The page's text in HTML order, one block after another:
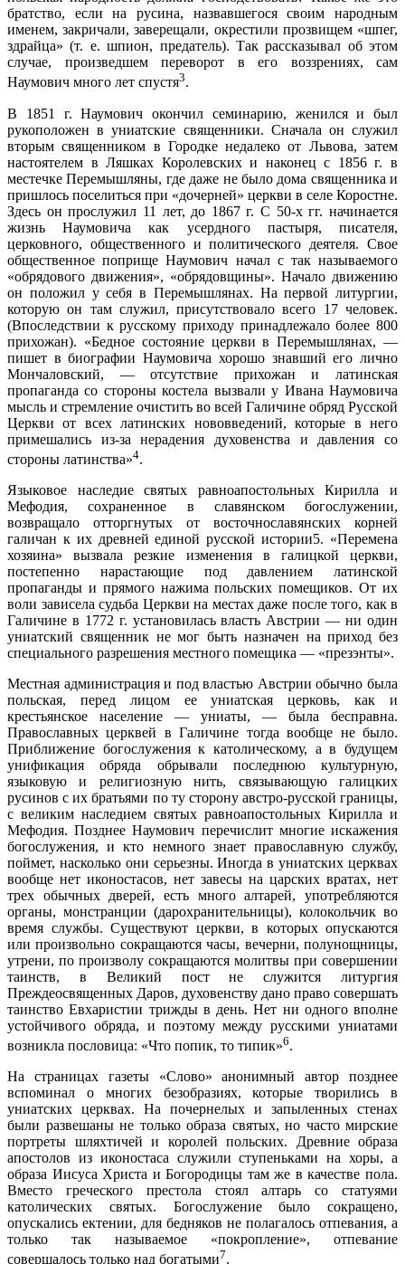
братство, если на русина, назвавшегося своим народным
именем, закричали, заверещали, окрестили прозвищем «шпег,
здрайца» (т. е. шпион, предатель). Так рассказывал об этом
случае, произведшем переворот в его воззрениях, сам
Наумович много лет спустя3.
В 1851 г. Наумович окончил семинарию, женился и был
рукоположен в униатские священники. Сначала он служил
вторым священником в Городке недалеко от Львова, затем
настоятелем в Ляшках Королевских и наконец с 1856 г. в
местечке Перемышляны, где даже не было дома священника и
пришлось поселиться при «дочерней» церкви в селе Коростне.
Здесь он прослужил 11 лет, до 1867 г. С 50-х гг. начинается
жизнь Наумовича как усердного пастыря, писателя,
церковного, общественного и политического деятеля. Свое
общественное поприще Наумович начал с так называемого
«обрядового движения», «обрядовщины». Начало движению
он положил у себя в Перемышлянах. На первой литургии,
которую он там служил, присутствовало всего 17 человек.
(Впоследствии к русскому приходу принадлежало более 800
прихожан). «Бедное состояние церкви в Перемышлянах, —
пишет в биографии Наумовича хорошо знавший его лично
Мончаловский, — отсутствие прихожан и латинская
пропаганда со стороны костела вызвали у Ивана Наумовича
мысль и стремление очистить во всей Галичине обряд Русской
Церкви от всех латинских нововведений, которые в него
примешались из-за нерадения духовенства и давления со
стороны латинства»4.
Языковое наследие святых равноапостольных Кирилла и
Мефодия, сохраненное в славянском богослужении,
возвращало отторгнутых от восточнославянских корней
галичан к их древней единой русской истории5. «Перемена
хозяина» вызвала резкие изменения в галицкой церкви,
постепенно нарастающие под давлением латинской
пропаганды и прямого нажима польских помещиков. От их
воли зависела судьба Церкви на местах даже после того, как в
Галичине в 1772 г. установилась власть Австрии — ни один
униатский священник не мог быть назначен на приход без
специального разрешения местного помещика — «презэнты».
Местная администрация и под властью Австрии обычно была
польская, перед лицом ее униатская церковь, как и
крестьянское население — униаты, — была бесправна.
Православных церквей в Галичине тогда вообще не было.
Приближение богослужения к католическому, а в будущем
унификация обряда обрывали последнюю культурную,
языковую и религиозную нить, связывающую галицких
русинов с их братьями по ту сторону австро-русской границы,
с великим наследием святых равноапостольных Кирилла и
Мефодия. Позднее Наумович перечислит многие искажения
богослужения, и кто немного знает православную службу,
поймет, насколько они серьезны. Иногда в униатских церквах
вообще нет иконостасов, нет завесы на царских вратах, нет
трех обычных дверей, есть много алтарей, употребляются
органы, монстранции (дарохранительницы), колокольчик во
время службы. Существуют церкви, в которых опускаются
или произвольно сокращаются часы, вечерни, полунощницы,
утрени, по произволу сокращаются молитвы при совершении
таинств, в Великий пост не служится литургия
Преждеосвященных Даров, духовенству дано право совершать
таинство Евхаристии трижды в день. Нет ни одного вполне
устойчивого обряда, и поэтому между русскими униатами
возникла пословица: «Что попик, то типик»6.
На страницах газеты «Слово» анонимный автор позднее
вспоминал о многих безобразиях, которые творились в
униатских церквах. На почернелых и запыленных стенах
были развешаны не только образа святых, но часто мирские
портреты шляхтичей и королей польских. Древние образа
апостолов из иконостаса служили ступеньками на хоры, а
образа Иисуса Христа и Богородицы там же в качестве пола.
Вместо греческого престола стоял алтарь со статуями
католических святых. Богослужение было сокращено,
опускались ектении, для бедняков не полагалось отпевания, а
только так называемое «покропление», отпевание
совершалось только над богатыми7.